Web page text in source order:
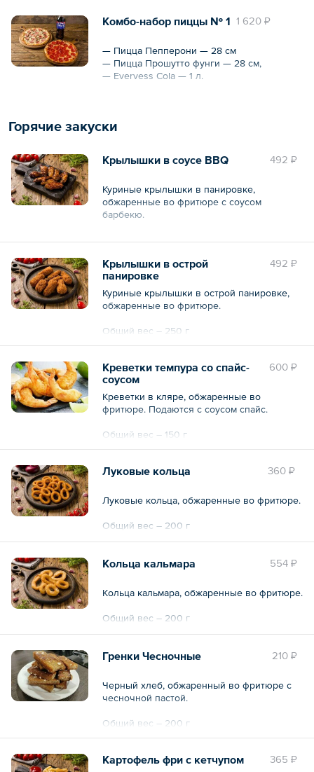
приготовления) — 1 л.
Общий объем – 2 л
1 620 ₽
Комбо-набор пиццы № 1
— Пицца Пепперони — 28 см
— Пицца Прошутто фунги — 28 см,
— Evervess Cola — 1 л.
Горячие закуски
492 ₽
Крылышки в соусе ВВQ
Куриные крылышки в панировке,
обжаренные во фритюре с соусом
барбекю.
Общий вес – 250 г
492 ₽
Крылышки в острой
панировке
Куриные крылышки в острой панировке,
обжаренные во фритюре.
Общий вес – 250 г
600 ₽
Креветки темпура со спайс-
соусом
Креветки в кляре, обжаренные во
фритюре. Подаются с соусом спайс.
Общий вес – 150 г
360 ₽
Луковые кольца
Луковые кольца, обжаренные во фритюре.
Общий вес – 200 г
554 ₽
Кольца кальмара
Кольца кальмара, обжаренные во фритюре.
Общий вес – 200 г
210 ₽
Гренки Чесночные
Черный хлеб, обжаренный во фритюре с
чесночной пастой.
Общий вес – 200 г
365 ₽
Картофель фри с кетчупом